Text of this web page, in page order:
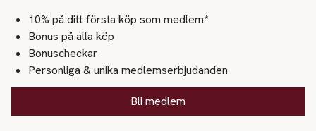
10% på ditt första köp som medlem*
Bonus på alla köp
Bonuscheckar
Personliga & unika medlemserbjudanden
Bli medlem